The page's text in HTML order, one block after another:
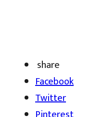
share
Facebook
Twitter